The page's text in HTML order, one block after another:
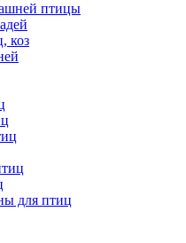
птицы
коз
для птиц